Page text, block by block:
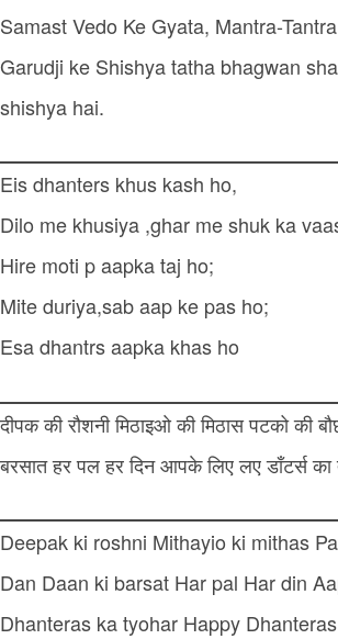
Samast Vedo Ke Gyata, Mantra-
Garudji ke Shishya tatha bhagwan
shishya hai.
Eis dhanters khus kash ho,
Dilo me khusiya ,ghar me shuk ka
Hire moti p aapka taj ho;
Mite duriya,sab aap ke pas ho;
Esa dhantrs aapka khas ho
दीपक की रौशनी मिठाइओ की मिठास पटको की
बरसात हर पल हर दिन आपके लिए लए डाँटर्स का
Deepak ki roshni Mithayio ki mithas
Dan Daan ki barsat Har pal Har din
Dhanteras ka tyohar Happy Dhanteras